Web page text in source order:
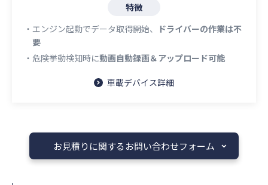
特徴
・エンジン起動でデータ取得開始、 ドライバーの作業は不
要
・危険挙動検知時に動画自動録画＆アップロード可能
車載デバイス詳細
お見積りに関するお問い合わせフォーム​